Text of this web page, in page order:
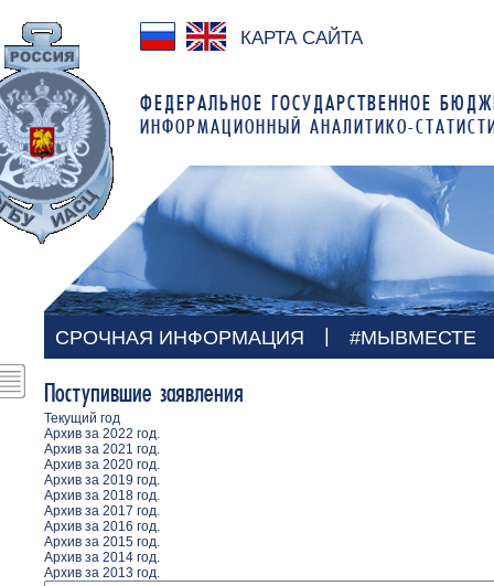
КАРТА САЙТА
ФЕДЕРАЛЬНОЕ ГОСУДАРСТВЕННОЕ
ИНФОРМАЦИОННЫЙ АНАЛИТИКО-
СРОЧНАЯ ИНФОРМАЦИЯ #МЫВМЕСТЕ
Поступившие заявления
Текущий год
Архив за 2022 год.
Архив за 2021 год.
Архив за 2020 год.
Архив за 2019 год.
Архив за 2018 год.
Архив за 2017 год.
Архив за 2016 год.
Архив за 2015 год.
Архив за 2014 год.
Архив за 2013 год.